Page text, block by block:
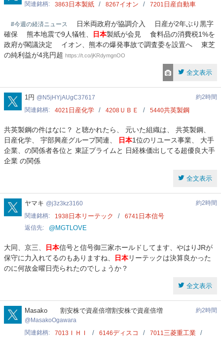
関連銘柄
3863 日本製紙 8267イオン 7201 日産自動車
#今週の経済ニュース
日米両政府が協調介入 日産が2年ぶり黒字
確保 熊本地震で9人犠牲、
日本製紙が会見 食料品の消費税1%を
政府が閣議決定 イオン、熊本の爆発事故で調査委を設置へ 東芝
の純利益が4兆円超 https://t.co/jKRdymgnOO
全文表示
N5jHYjAUgC37617
1円 N5jHYjAUgC37617
約2時間
関連銘柄
4021 日産化学 4208 ＵＢＥ 5440共英製鋼
共英製鋼の件はなに？ と聴かれたら、 元いた組織は、 共英製鋼、
日産化学、 宇部興産グループ関連、
日本1位のリユース事業、 大手
企業、の関係者各位と 東証プライムと 日経株価出してる超優良大手
企業 の関係
全文表示
j3z3kz3160
ヤマキ j3z3kz3160
約2時間
関連銘柄
1938 日本リーテック 6741 日本信号
返信先 @MGTLOVE
大同、京三、 日本信号と信号御三家ホールドしてます、やはりJRが
保守に力入れてるのもありますね、
日本リーテックは決算良かった
のに何故金曜日売られたのでしょうか？
全文表示
MasakoOgawara
Masako 割安株で資産倍増割安株で資産倍増
MasakoOgawara
約2時間
関連銘柄 7013 ＩＨＩ 6146ディスコ 7011三菱重工業